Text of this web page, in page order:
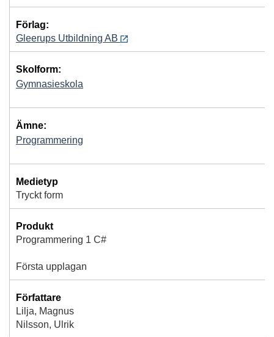
Förlag:
Gleerups Utbildning AB
Skolform:
Gymnasieskola
Ämne:
Programmering
Medietyp
Tryckt form
Produkt
Programmering 1 C#
Första upplagan
Författare
Lilja, Magnus
Nilsson, Ulrik